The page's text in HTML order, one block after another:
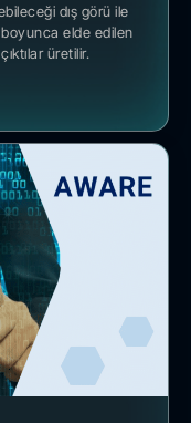
dış görü ile
boyunca elde edilen
üretilir.